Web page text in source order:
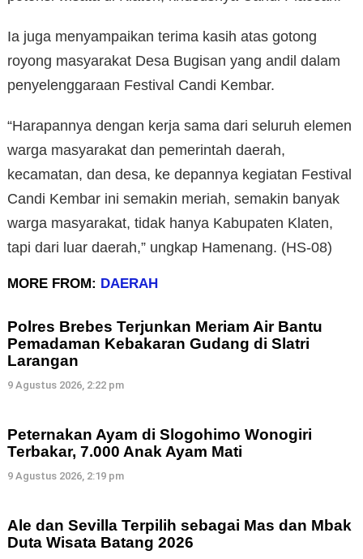
Ia juga menyampaikan terima kasih atas gotong
royong masyarakat Desa Bugisan yang andil dalam
penyelenggaraan Festival Candi Kembar.
“Harapannya dengan kerja sama dari seluruh elemen
warga masyarakat dan pemerintah daerah,
kecamatan, dan desa, ke depannya kegiatan Festival
Candi Kembar ini semakin meriah, semakin banyak
warga masyarakat, tidak hanya Kabupaten Klaten,
tapi dari luar daerah,” ungkap Hamenang. (HS-08)
MORE FROM: DAERAH
Polres Brebes Terjunkan Meriam Air Bantu
Pemadaman Kebakaran Gudang di Slatri
Larangan
9 Agustus 2026, 2:22 pm
Peternakan Ayam di Slogohimo Wonogiri
Terbakar, 7.000 Anak Ayam Mati
9 Agustus 2026, 2:19 pm
Ale dan Sevilla Terpilih sebagai Mas dan Mbak
Duta Wisata Batang 2026